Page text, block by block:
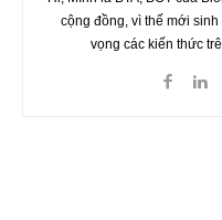
cộng đồng, vì thế mới
vọng các kiến thức